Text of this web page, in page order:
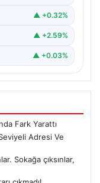
▲ +0.32%
▲ +2.59%
▲ +0.03%
Fark Yarattı
Adresi Ve
Sokağa çıksınlar,